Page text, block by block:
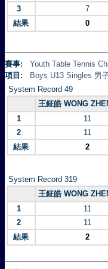
3
7
結果
0
賽事:
Youth Table Tennis
項目:
Boys U13 Singles 男
System Record 49
王鉦皓 WONG
1
11
2
11
結果
2
System Record 319
王鉦皓 WONG
1
11
2
11
結果
2